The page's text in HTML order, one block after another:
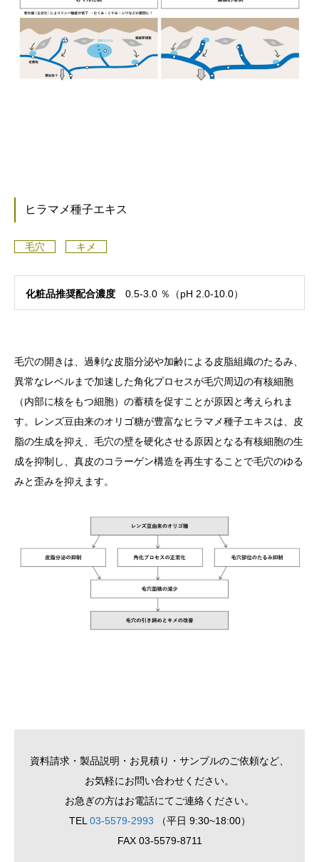
ヒラマメ種子エキス
毛穴 キメ
化粧品推奨配合濃度 0.5-3.0 ％（pH 2.0-10.0）
毛穴の開きは、過剰な皮脂分泌や加齢による皮脂組織のたるみ、
異常なレベルまで加速した角化プロセスが毛穴周辺の有核細胞
（内部に核をもつ細胞）の蓄積を促すことが原因と考えられま
す。レンズ豆由来のオリゴ糖が豊富なヒラマメ種子エキスは、皮
脂の生成を抑え、毛穴の壁を硬化させる原因となる有核細胞の生
成を抑制し、真皮のコラーゲン構造を再生することで毛穴のゆる
みと歪みを抑えます。
資料請求・製品説明・お見積り・サンプルのご依頼など、
お気軽にお問い合わせください。
お急ぎの方はお電話にてご連絡ください。
TEL 03-5579-2993 （平日 9:30~18:00）
FAX 03-5579-8711